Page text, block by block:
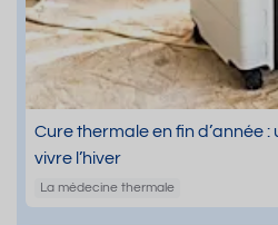
Cure thermale en fin d’année
vivre l’hiver
La médecine thermale